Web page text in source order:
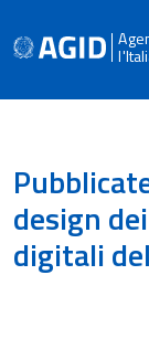
design
digitali